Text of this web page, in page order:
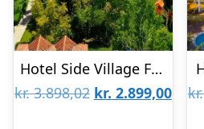
Hotel Side Village Family
kr.3.898,02 Den
kr. 2.899,00Den
kr.